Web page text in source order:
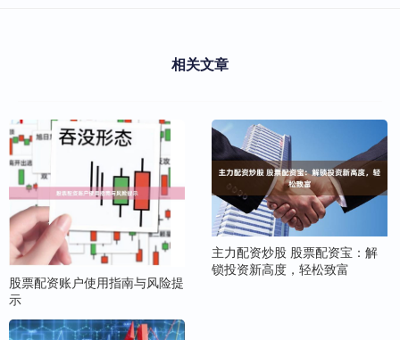
相关文章
股票配资账户使用指南与风险提
示
主力配资炒股 股票配资宝：解
锁投资新高度，轻松致富